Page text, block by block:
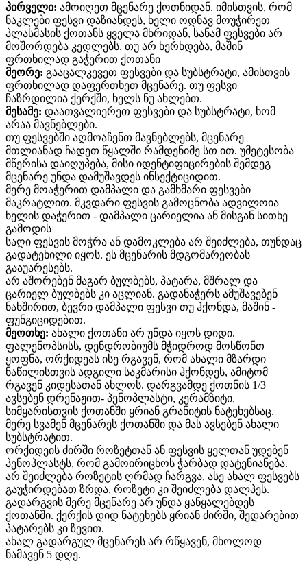
პირველი: ამოიღეთ მცენარე ქოთნიდან. იმისთვის, რომ
ნაკლები ფესვი დაზიანდეს, ხელი ოდნავ მოუჭირეთ
პლასმასის ქოთანს ყველა მხრიდან, სანამ ფესვები არ
მოშორდება კედლებს. თუ არ ხერხდება, მაშინ
ფრთხილად გაჭერით ქოთანი
მეორე: გააცალკევეთ ფესვები და სუბსტრატი, ამისთვის
ფრთხილად დაფერთხეთ მცენარე. თუ ფესვი
ჩაზრდილია ქერქში, ხელს ნუ ახლებთ.
მესამე: დაათვალიერეთ ფესვები და სუბსტრატი, ხომ
არაა მავნებლები.
თუ ფესვებში აღმოაჩენთ მავნებლებს, მცენარე
მთლიანად ჩადეთ წყალში რამდენიმე სთ ით. უმეტესობა
მწერისა დაიღუპება, მისი იდენტიფიცირების შემდეგ
მცენარე უნდა დამუშავდეს ინსექტიციდით.
მერე მოაჭერით დამპალი და გამხმარი ფესვები
მაკრატლით. მკვდარი ფესვის გამოცნობა ადვილოია
ხელის დაჭერით - დამპალი ცარიელია ან მისგან სითხე
გამოდის
საღი ფესვის მოჭრა ან დამოკლება არ შეიძლება, თუნდაც
გადატეხილი იყოს. ეს მცენარის მდგომარეობას
გააუარესებს.
არ აშორებენ მაგარ ბულბებს, პატარა, მშრალ და
ცარიელ ბულბებს კი აცლიან. გადანაჭერს ამუშავებენ
ნახშირით, ბევრი დამპალი ფესვი თუ ჰქონდა, მაშინ -
ფუნგიციდებით.
მეოთხე: ახალი ქოთანი არ უნდა იყოს დიდი.
ფალენოპსისს, დენდრობიუმს მჭიდროდ მოსწონთ
ყოფნა, ორქიდეას ისე რგავენ, რომ ახალი მზარდი
ნაწილისთვის ადგილი საკმარისი ჰქონდეს, ამიტომ
რგავენ კიდესათან ახლოს. დარგვამდე ქოთნის 1/3
ავსებენ დრენაჟით- პენოპლასტი, კერამზიტი,
სიმყარისთვის ქოთანში ყრიან გრანიტის ნატეხებსაც.
მერე სვამენ მცენარეს ქოთანში და მას ავსებენ ახალი
სუბსტრატით.
ორქიდეის ძირში როზეტთან ან ფესვის ყელთან უდებენ
პენოპლასტს, რომ გამოირიცხოს ჭარბად დატენიანება.
არ შეიძლება როზეტის ღრმად ჩარგვა, ასე ახალ ფესვებს
გაუჭირდებათ ზრდა, როზეტი კი შეიძლება დალპეს.
გადარგვის მერე მცენარე არ უნდა ყანყალებდეს
ქოთანში. ქერქის დიდ ნატეხებს ყრიან ძირში, შედარებით
პატარებს კი ზევით.
ახალ გადარგულ მცენარეს არ რწყავენ, მხოლოდ
ნამავენ 5 დღე.